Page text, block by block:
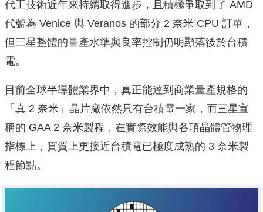
代工技術近年來持續取得進步，且積極爭取到了 AMD
代號為 Venice 與 Veranos 的部分 2 奈米 CPU 訂單，
但三星整體的量產水準與良率控制仍明顯落後於台積
電。
目前全球半導體業界中，真正能達到商業量產規格的
「真 2 奈米」晶片廠依然只有台積電一家，而三星宣
稱的 GAA 2 奈米製程，在實際效能與各項晶體管物理
指標上，實質上更接近台積電已極度成熟的 3 奈米製
程節點。